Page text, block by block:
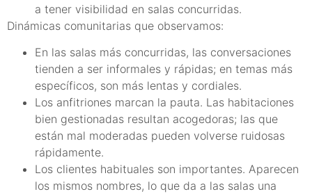
a tener visibilidad en salas concurridas.
Dinámicas comunitarias que observamos:
En las salas más concurridas, las conversaciones
tienden a ser informales y rápidas; en temas más
específicos, son más lentas y cordiales.
Los anfitriones marcan la pauta. Las habitaciones
bien gestionadas resultan acogedoras; las que
están mal moderadas pueden volverse ruidosas
rápidamente.
Los clientes habituales son importantes. Aparecen
los mismos nombres, lo que da a las salas una